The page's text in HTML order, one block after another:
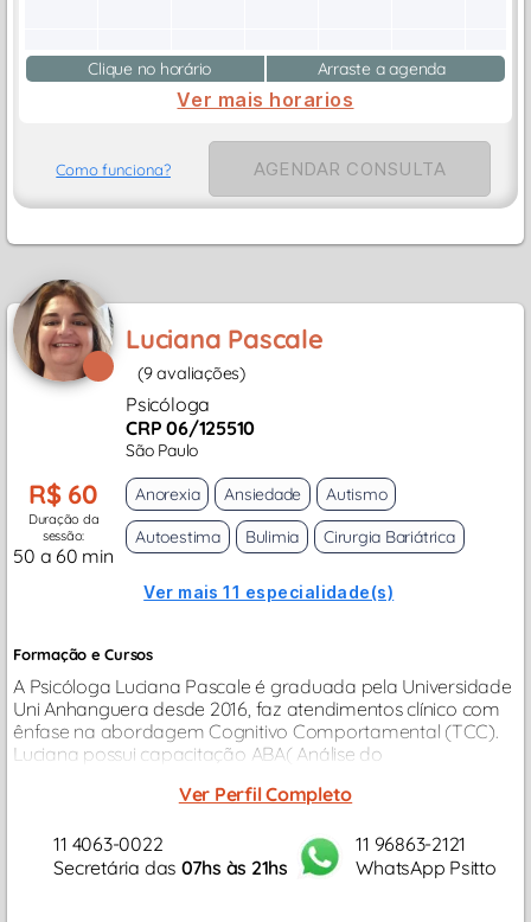
Clique no horário Arraste a agenda
Ver mais horarios
Como funciona? AGENDAR CONSULTA
Luciana Pascale
(9 avaliações)
Psicóloga
CRP 06/125510
São Paulo
R$ 60
Duração da
sessão:
50 a 60 min
Anorexia Ansiedade
Autismo
Autoestima
Bulimia Cirurgia Bariátrica
Ver mais 11 especialidade(s)
Formação e Cursos
A Psicóloga Luciana Pascale é graduada pela Universidade
Uni Anhanguera desde 2016, faz atendimentos clínico com
ênfase na abordagem Cognitivo Comportamental (TCC).
Luciana possui capacitação ABA( Análise do
Espectro Autista e Terapia de Troca...
Ver Perfil Completo
11 4063-0022
Secretária das 07hs às 21hs
11 96863-2121
WhatsApp Psitto